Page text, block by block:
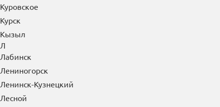
Куровское
Курск
Кызыл
Л
Лабинск
Лениногорск
Ленинск-Кузнецкий
Лесной